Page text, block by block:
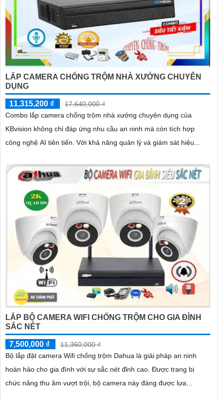
LẮP CAMERA CHỐNG TRỘM NHÀ XƯỞNG CHUYÊN
DỤNG
11,315,200 ₫
17,640,000 ₫
Combo lắp camera chống trộm nhà xưởng chuyên dụng của
KBvision không chỉ đáp ứng nhu cầu an ninh mà còn tích hợp
công nghệ AI tiên tiến. Với khả năng quản lý và giám sát hiệu...
LẮP BỘ CAMERA WIFI CHỐNG TRỘM CHO GIA ĐÌNH
SẮC NÉT
7,500,000 ₫
11,360,000 ₫
Bộ lắp đặt camera Wifi chống trộm Dahua là giải pháp an ninh
hoàn hảo cho gia đình với sự sắc nét đỉnh cao. Được trang bị
chức năng thu âm vượt trội, bộ camera này đáng được lựa...